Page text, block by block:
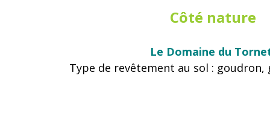
Côté nature
Le Domaine du
Type de revêtement au sol :